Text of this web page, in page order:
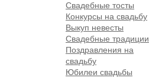
Свадебные тосты
Конкурсы на свадьбу
Выкуп невесты
Свадебные традиции
Поздравления на
свадьбу
Юбилеи свадьбы